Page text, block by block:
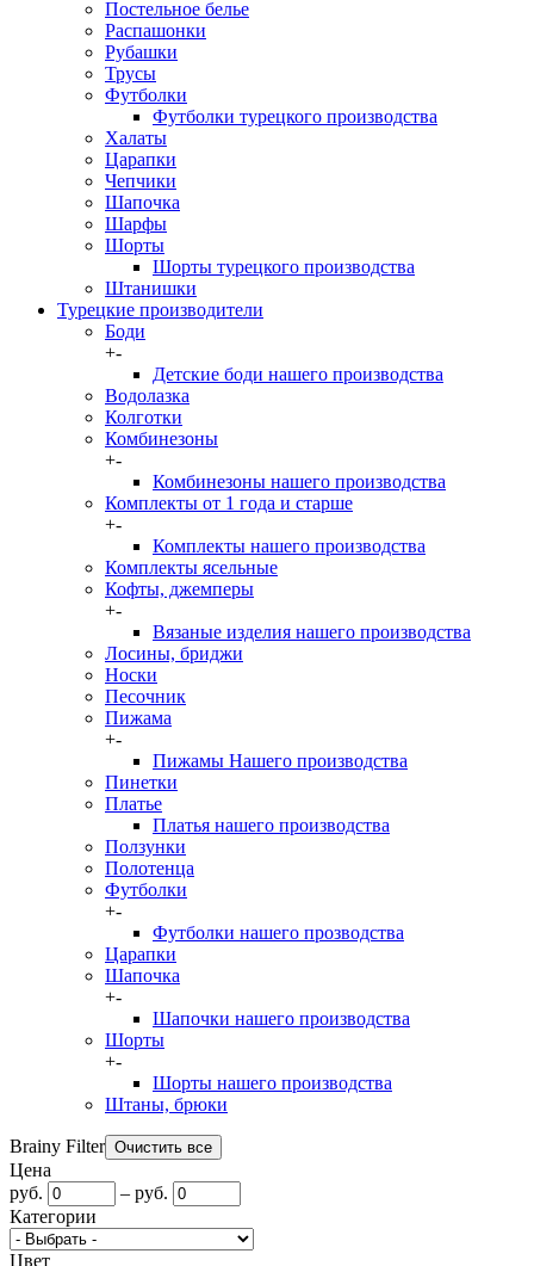
Постельное белье
Распашонки
Рубашки
Трусы
Футболки
Футболки турецкого производства
Халаты
Царапки
Чепчики
Шапочка
Шарфы
Шорты
Шорты турецкого производства
Штанишки
Турецкие производители
Боди
+-
Детские боди нашего производства
Водолазка
Колготки
Комбинезоны
+-
Комбинезоны нашего производства
Комплекты от 1 года и старше
+-
Комплекты нашего производства
Комплекты ясельные
Кофты, джемперы
+-
Вязаные изделия нашего производства
Лосины, бриджи
Носки
Песочник
Пижама
+-
Пижамы Нашего производства
Пинетки
Платье
Платья нашего производства
Ползунки
Полотенца
Футболки
+-
Футболки нашего прозводства
Царапки
Шапочка
+-
Шапочки нашего производства
Шорты
+-
Шорты нашего производства
Штаны, брюки
Brainy Filter
Цена
руб.
– руб.
Категории
Цвет